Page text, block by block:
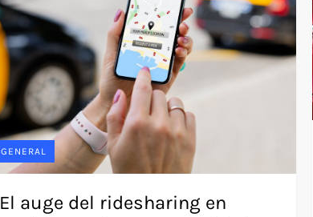
GENERAL
El auge del ridesharing en